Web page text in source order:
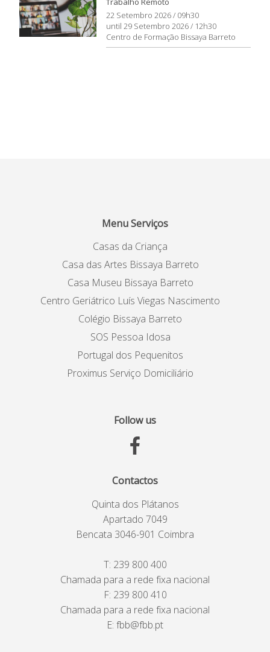
22 Setembro 2026 / 09h30
until 29 Setembro 2026 / 12h30
Centro de Formação Bissaya Barreto
Menu Serviços
Casas da Criança
Casa das Artes Bissaya Barreto
Casa Museu Bissaya Barreto
Centro Geriátrico Luís Viegas Nascimento
Colégio Bissaya Barreto
SOS Pessoa Idosa
Portugal dos Pequenitos
Proximus Serviço Domiciliário
Follow us
Contactos
Quinta dos Plátanos
Apartado 7049
Bencata 3046-901 Coimbra
T: 239 800 400
Chamada para a rede fixa nacional
F: 239 800 410
Chamada para a rede fixa nacional
E: fbb@fbb.pt